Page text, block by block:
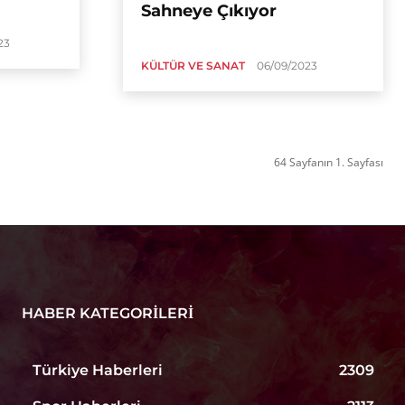
Sahneye Çıkıyor
KÜLTÜR VE SANAT 06/09/2023
64 Sayfanın 1. Sayfası
HABER KATEGORILERI
Türkiye Haberleri 2309